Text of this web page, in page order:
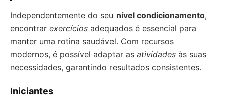
Independentemente do seu nível condicionamento,
encontrar exercícios adequados é essencial para
manter uma rotina saudável. Com recursos
modernos, é possível adaptar as atividades às suas
necessidades, garantindo resultados consistentes.
Iniciantes